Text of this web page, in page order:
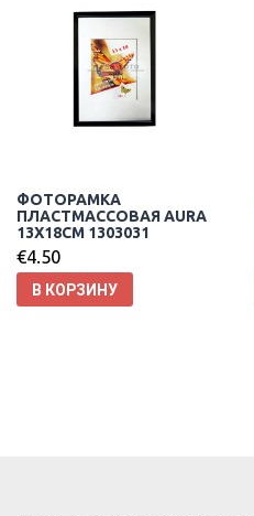
ФОТОРАМКА
ПЛАСТМАССОВАЯ AURA
13X18CM 1303031
€4.50
В КОРЗИНУ